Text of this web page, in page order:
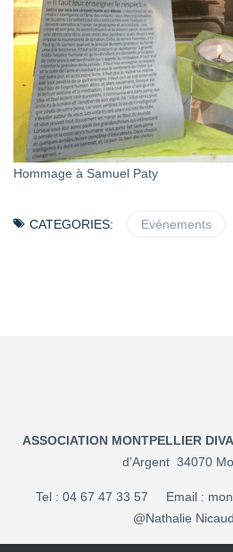
Hommage à Samuel Paty
CATEGORIES: Evénements
ASSOCIATION MONTPELLIER DIVA
d’Argent 34070
Tel : 04 67 47 33 57 Email :
@Nathalie